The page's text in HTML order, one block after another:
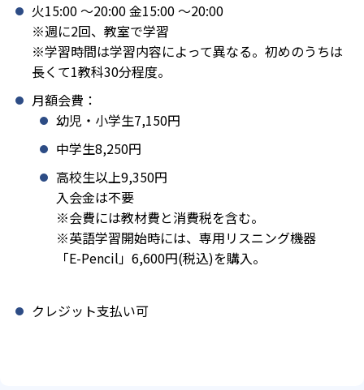
火15:00 〜20:00 金15:00 〜20:00
※週に2回、教室で学習
※学習時間は学習内容によって異なる。初めのうちは
長くて1教科30分程度。
月額会費：
幼児・小学生7,150円
中学生8,250円
高校生以上9,350円
入会金は不要
※会費には教材費と消費税を含む。
※英語学習開始時には、専用リスニング機器
「E-Pencil」6,600円(税込)を購入。
クレジット支払い可